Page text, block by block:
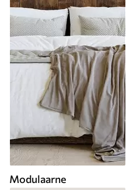
Modulaarne